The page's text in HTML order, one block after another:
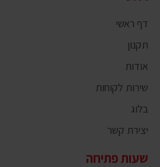
דף ראשי
תקנון
אודות
שירות לקוחות
בלוג
יצירת קשר
שעות פתיחה